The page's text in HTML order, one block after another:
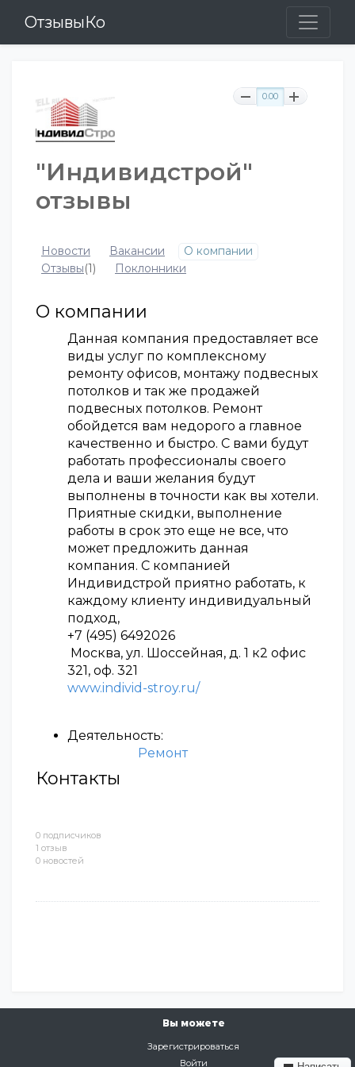
ОтзывыКо
0 подписчиков
1 отзыв
0 новостей
0.00
"Индивидстрой"
отзывы
Новости Вакансии
О компании
Отзывы(1) Поклонники
О компании
Данная компания предоставляет все
виды услуг по комплексному
ремонту офисов, монтажу подвесных
потолков и так же продажей
подвесных потолков. Ремонт
обойдется вам недорого а главное
качественно и быстро. С вами будут
работать профессионалы своего
дела и ваши желания будут
выполнены в точности как вы хотели.
Приятные скидки, выполнение
работы в срок это еще не все, что
может предложить данная
компания. С компанией
Индивидстрой приятно работать, к
каждому клиенту индивидуальный
подход,
+7 (495) 6492026
Москва, ул. Шоссейная, д. 1 к2 офис
321, оф. 321
www.individ-stroy.ru/
Деятельность:
Ремонт
Контакты
Вы можете
Зарегистрироваться
Войти